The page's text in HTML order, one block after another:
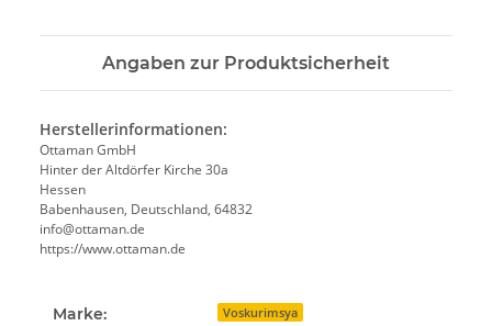
Angaben zur Produktsicherheit
Herstellerinformationen:
Ottaman GmbH
Hinter der Altdörfer Kirche 30a
Hessen
Babenhausen, Deutschland, 64832
info@ottaman.de
https://www.ottaman.de
Marke: Voskurimsya